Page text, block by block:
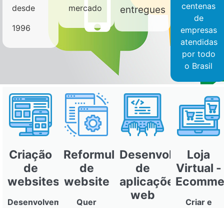
desde
1996
mercado
entregues
centenas
de
empresas
atendidas
por todo
o Brasil
Criação
de
websites
Desenvolvemos
Reformulação
de
website
Quer
Desenvolvimento
de
aplicações
web
Loja
Virtual -
Criar e